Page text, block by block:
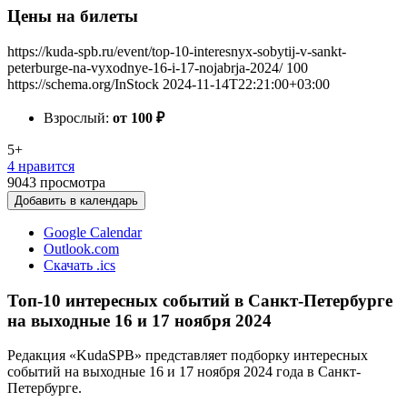
Цены на билеты
https://kuda-spb.ru/event/top-10-interesnyx-sobytij-v-sankt-
peterburge-na-vyxodnye-16-i-17-nojabrja-2024/ 100
https://schema.org/InStock 2024-11-14T22:21:00+03:00
Взрослый: от 100 ₽
5+
4 нравится
9043 просмотра
Добавить в календарь
Google Calendar
Outlook.com
Скачать .ics
Топ-10 интересных событий в Санкт-Петербурге
на выходные 16 и 17 ноября 2024
Редакция «KudaSPB» представляет подборку интересных
событий на выходные 16 и 17 ноября 2024 года в Санкт-
Петербурге.